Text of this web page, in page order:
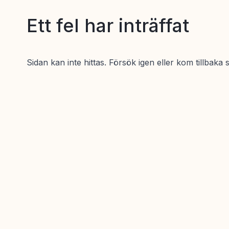
Ett fel har inträffat
Sidan kan inte hittas. Försök igen eller kom tillbaka